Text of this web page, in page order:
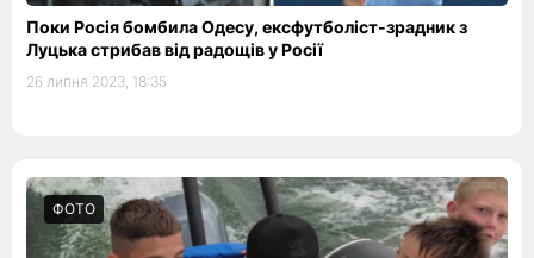
Поки Росія бомбила Одесу, ексфутболіст-зрадник з
Луцька стрибав від радощів у Росії
26 липня 2023, 18:35
ФОТО